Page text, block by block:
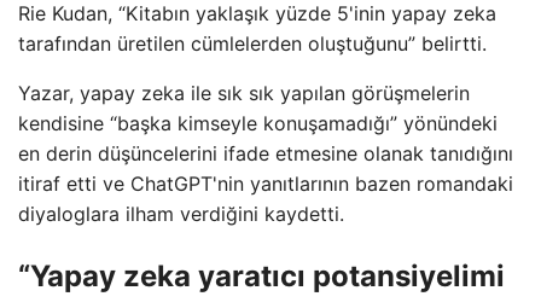
Rie Kudan, “Kitabın yaklaşık yüzde 5'inin yapay zeka
tarafından üretilen cümlelerden oluştuğunu” belirtti.
Yazar, yapay zeka ile sık sık yapılan görüşmelerin
kendisine “başka kimseyle konuşamadığı” yönündeki
en derin düşüncelerini ifade etmesine olanak tanıdığını
itiraf etti ve ChatGPT'nin yanıtlarının bazen romandaki
diyaloglara ilham verdiğini kaydetti.
“Yapay zeka yaratıcı potansiyelimi